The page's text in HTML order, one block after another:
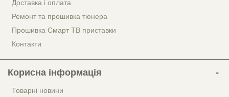
Ремонт та прошивка тюнера
Прошивка Смарт ТВ приставки
Контакти
Корисна інформація
Товарні новини